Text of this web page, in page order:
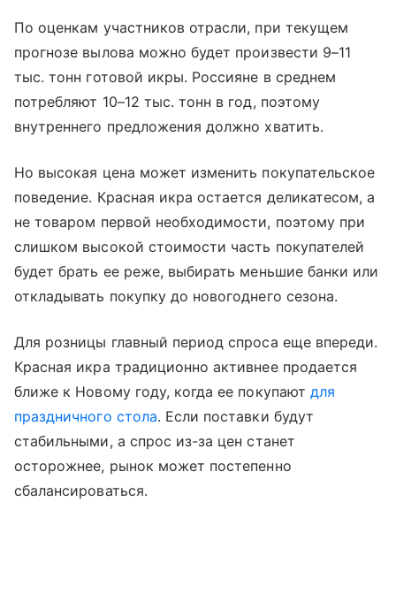
По оценкам участников отрасли, при текущем
прогнозе вылова можно будет произвести 9–11
тыс. тонн готовой икры. Россияне в среднем
потребляют 10–12 тыс. тонн в год, поэтому
внутреннего предложения должно хватить.
Но высокая цена может изменить покупательское
поведение. Красная икра остается деликатесом, а
не товаром первой необходимости, поэтому при
слишком высокой стоимости часть покупателей
будет брать ее реже, выбирать меньшие банки или
откладывать покупку до новогоднего сезона.
Для розницы главный период спроса еще впереди.
Красная икра традиционно активнее продается
ближе к Новому году, когда ее покупают для
праздничного стола. Если поставки будут
стабильными, а спрос из-за цен станет
осторожнее, рынок может постепенно
сбалансироваться.